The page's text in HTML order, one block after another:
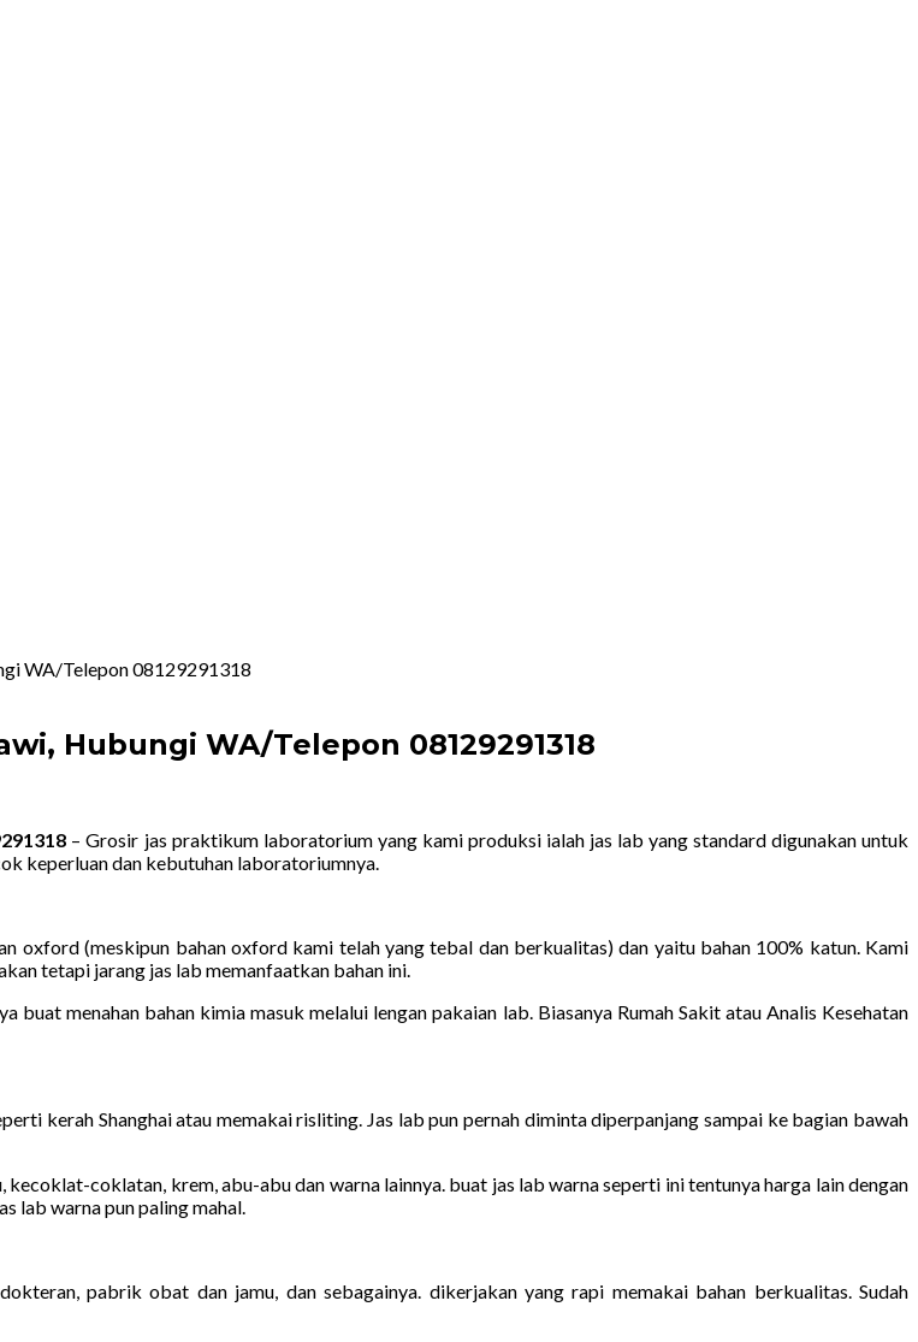
WA/Telepon 08129291318
Hubungi WA/Telepon 08129291318
– Grosir jas praktikum laboratorium yang kami produksi ialah jas lab yang standard digunakan untuk
keperluan dan kebutuhan laboratoriumnya.
oxford (meskipun bahan oxford kami telah yang tebal dan berkualitas) dan yaitu bahan 100% katun. Kami
tetapi jarang jas lab memanfaatkan bahan ini.
buat menahan bahan kimia masuk melalui lengan pakaian lab. Biasanya Rumah Sakit atau Analis Kesehatan
kerah Shanghai atau memakai risliting. Jas lab pun pernah diminta diperpanjang sampai ke bagian bawah
coklatan, krem, abu-abu dan warna lainnya. buat jas lab warna seperti ini tentunya harga lain dengan
lab warna pun paling mahal.
pabrik obat dan jamu, dan sebagainya. dikerjakan yang rapi memakai bahan berkualitas. Sudah